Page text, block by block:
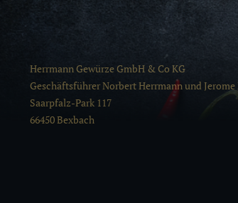
Herrmann Gewürze GmbH & Co KG
Geschäftsführer Norbert Herrmann und
Saarpfalz-Park 117
66450 Bexbach